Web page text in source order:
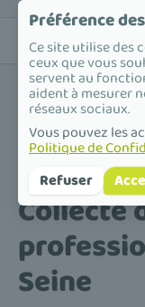
Accueil /Collecte des
Val-de-Marne / Vitry-
Collecte
Seine
Préférence
Ce site utilise des
ceux que vous
servent au
aident à mesurer
réseaux sociaux.
Vous pouvez les
Politique de
Refuser